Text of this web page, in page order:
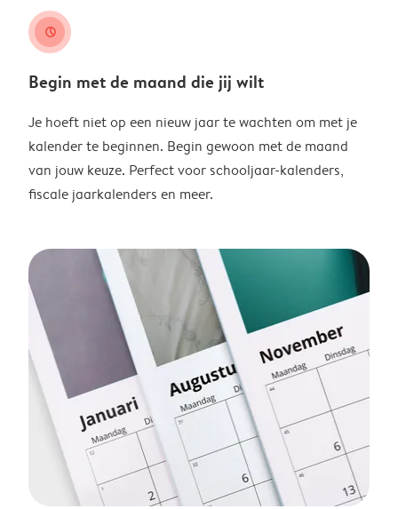
clock
Begin met de maand die jij wilt
Je hoeft niet op een nieuw jaar te wachten om met je
kalender te beginnen. Begin gewoon met de maand
van jouw keuze. Perfect voor schooljaar-kalenders,
fiscale jaarkalenders en meer.